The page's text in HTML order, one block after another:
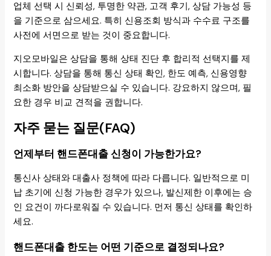
업체 선택 시 신뢰성, 투명한 약관, 고객 후기, 상담 가능성 등
을 기준으로 삼으세요. 특히 신용조회 방식과 수수료 구조를
사전에 서면으로 받는 것이 중요합니다.
지오모바일은 상담을 통해 상태 진단 후 합리적 선택지를 제
시합니다. 상담을 통해 통신 상태 확인, 한도 예측, 신용영향
최소화 방안을 상담받으실 수 있습니다. 강요하지 않으며, 필
요한 경우 비교 견적을 권합니다.
자주 묻는 질문(FAQ)
언제부터 핸드폰대출 신청이 가능한가요?
통신사 상태와 대출사 정책에 따라 다릅니다. 일반적으로 미
납 초기에 신청 가능한 경우가 있으나, 발신제한 이후에는 승
인 요건이 까다로워질 수 있습니다. 먼저 통신 상태를 확인하
세요.
핸드폰대출 한도는 어떤 기준으로 결정되나요?